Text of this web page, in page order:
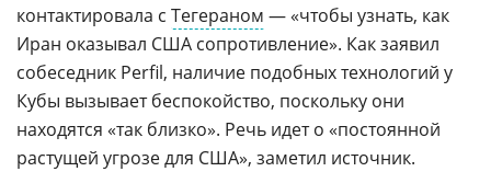
контактировала с Тегераном — «чтобы узнать, как
Иран оказывал США сопротивление». Как заявил
собеседник Perfil, наличие подобных технологий у
Кубы вызывает беспокойство, поскольку они
находятся «так близко». Речь идет о «постоянной
растущей угрозе для США», заметил источник.